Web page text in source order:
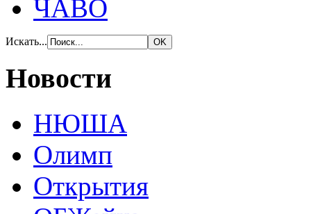
ЧАВО
Искать...
Новости
НЮША
Олимп
Открытия